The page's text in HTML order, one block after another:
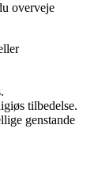
overveje
tilbedelse.
genstande